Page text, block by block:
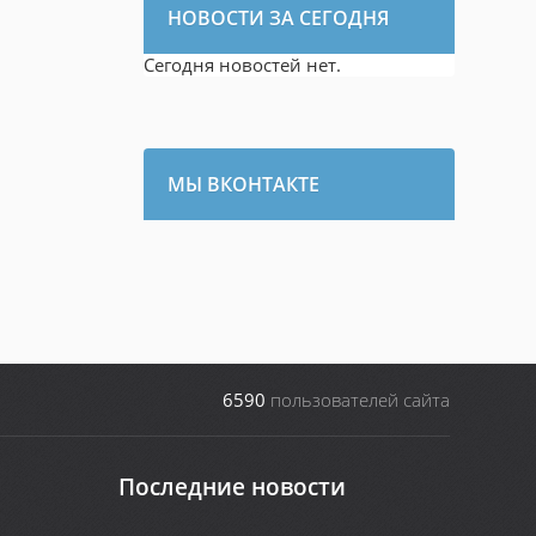
НОВОСТИ ЗА СЕГОДНЯ
Сегодня новостей нет.
МЫ ВКОНТАКТЕ
6590 пользователей сайта
Последние новости